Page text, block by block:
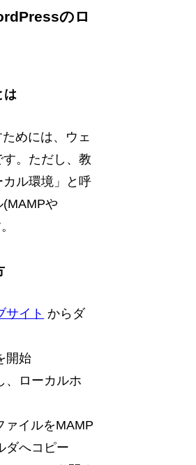
のロ
は
めには、ウェ
。ただし、教
ル環境」と呼
や
サイト からダ
開始
、ローカルホ
ァイルをMAMP
ダへコピー